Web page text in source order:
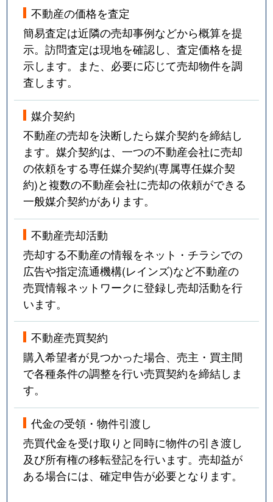
不動産の価格を査定
簡易査定は近隣の売却事例などから概算を提
示。訪問査定は現地を確認し、査定価格を提
示します。また、必要に応じて売却物件を調
査します。
媒介契約
不動産の売却を決断したら媒介契約を締結し
ます。媒介契約は、一つの不動産会社に売却
の依頼をする専任媒介契約(専属専任媒介契
約)と複数の不動産会社に売却の依頼ができる
一般媒介契約があります。
不動産売却活動
売却する不動産の情報をネット・チラシでの
広告や指定流通機構(レインズ)など不動産の
売買情報ネットワークに登録し売却活動を行
います。
不動産売買契約
購入希望者が見つかった場合、売主・買主間
で各種条件の調整を行い売買契約を締結しま
す。
代金の受領・物件引渡し
売買代金を受け取りと同時に物件の引き渡し
及び所有権の移転登記を行います。売却益が
ある場合には、確定申告が必要となります。